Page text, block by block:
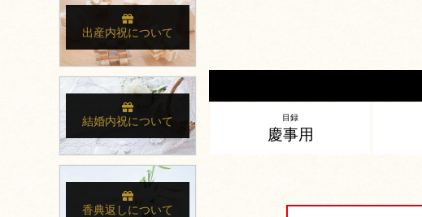
出産内祝について
結婚内祝について
香典返しについて
目録
慶事用